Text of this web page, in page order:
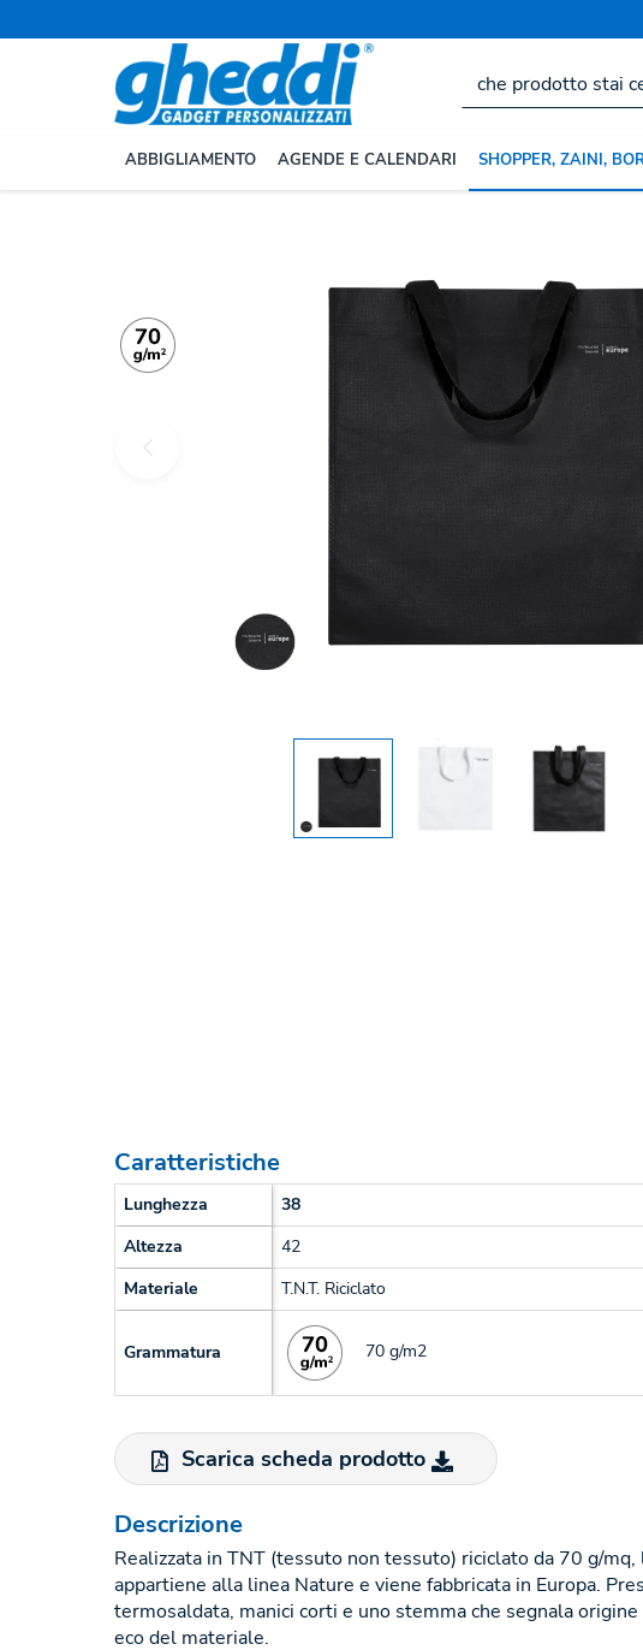
ABBIGLIAMENTO AGENDE E CALENDARI SHOPPER, ZAINI,
Caratteristiche
Lunghezza
38
Altezza
42
Materiale
T.N.T. Riciclato
Grammatura 70 g/m2
Scarica scheda prodotto
Descrizione
Realizzata in TNT (tessuto non tessuto) riciclato da 70 g/mq,
appartiene alla linea Nature e viene fabbricata in Europa.
termosaldata, manici corti e uno stemma che segnala
eco del materiale.